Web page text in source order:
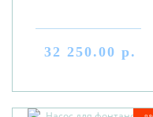
32 250.00 р.